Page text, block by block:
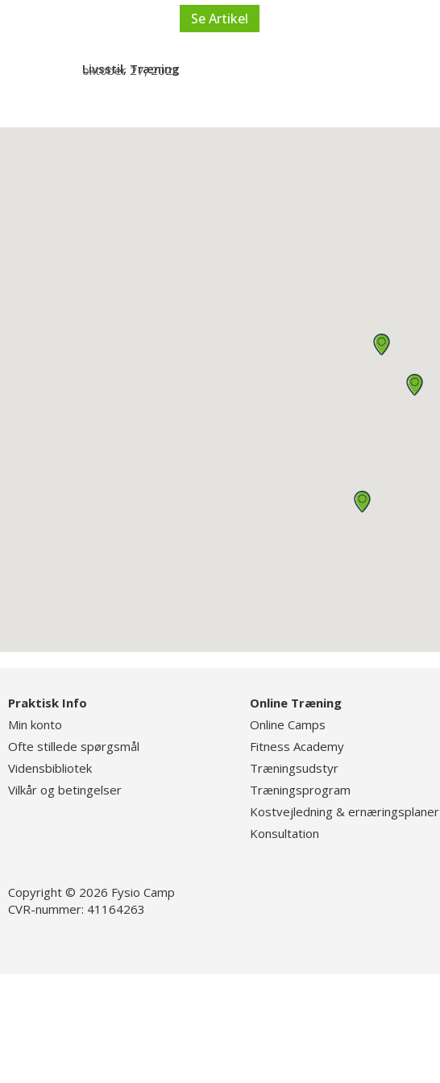
Se Artikel
Livsstil, Træning
oktober 27, 2021
Praktisk Info
Min konto
Ofte stillede spørgsmål
Vidensbibliotek
Vilkår og betingelser
Online Træning
Online Camps
Fitness Academy
Træningsudstyr
Træningsprogram
Kostvejledning & ernæringsplaner
Konsultation
Copyright © 2026 Fysio Camp
CVR-nummer: 41164263